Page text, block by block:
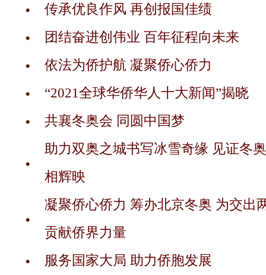
传承优良作风 再创报国佳绩
团结奋进创伟业 百年征程向未来
依法为侨护航 凝聚侨心侨力
“2021全球华侨华人十大新闻”揭晓
共襄冬奥会 同圆中国梦
助力双奥之城书写冰雪奇缘 见证冬
相辉映
凝聚侨心侨力 筹办北京冬奥 为交出
贡献侨界力量
服务国家大局 助力侨胞发展